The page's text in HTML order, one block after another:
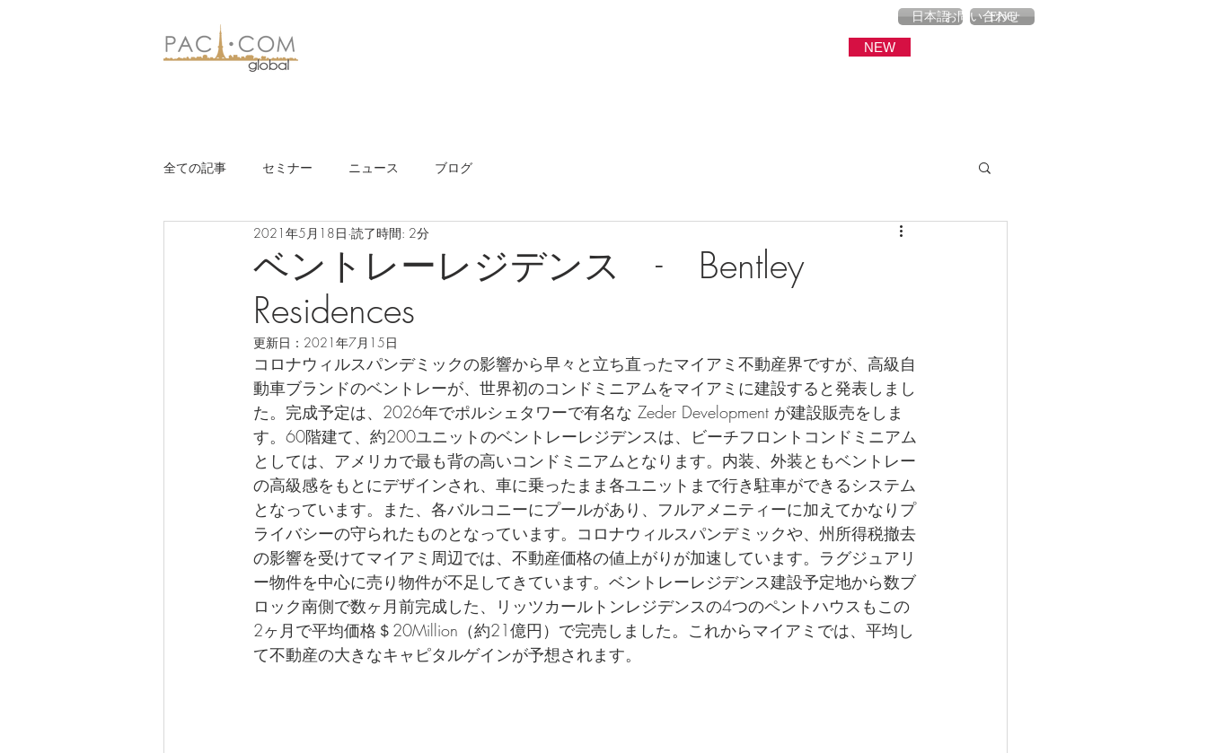
日本語 ENG
お問い合わせ
NEW
全ての記事 セミナー ニュース ブログ
ベントレーレジデンス - Bentley
Residences
2021年5月18日 読了時間: 2分
更新日： 2021年7月15日
コロナウィルスパンデミックの影響から早々と立ち直ったマイアミ不動産界ですが、高級自
動車ブランドのベントレーが、世界初のコンドミニアムをマイアミに建設すると発表しまし
た。完成予定は、2026年でポルシェタワーで有名な Zeder Development が建設販売をしま
す。60階建て、約200ユニットのベントレーレジデンスは、ビーチフロントコンドミニアム
としては、アメリカで最も背の高いコンドミニアムとなります。内装、外装ともベントレー
の高級感をもとにデザインされ、車に乗ったまま各ユニットまで行き駐車ができるシステム
となっています。また、各バルコニーにプールがあり、フルアメニティーに加えてかなりプ
ライバシーの守られたものとなっています。コロナウィルスパンデミックや、州所得税撤去
の影響を受けてマイアミ周辺では、不動産価格の値上がりが加速しています。ラグジュアリ
ー物件を中心に売り物件が不足してきています。ベントレーレジデンス建設予定地から数ブ
ロック南側で数ヶ月前完成した、
リッツカールトンレジデンスの4つのペントハウスもこの
2ヶ月で平均価格＄20Million （約21億円）で完売 しました。これからマイアミでは、平均し
て不動産の大きなキャピタルゲインが予想されます。